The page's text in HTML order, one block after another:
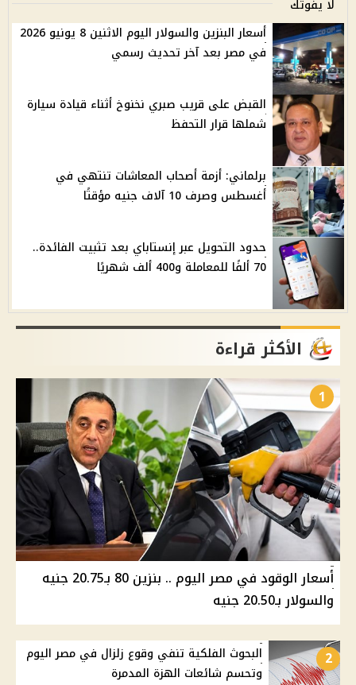
لا يفوتك
أسعار البنزين والسولار اليوم الاثنين 8 يونيو 2026
في مصر بعد آخر تحديث رسمي
القبض على قريب صبري نخنوخ أثناء قيادة سيارة
شملها قرار التحفظ
برلماني: أزمة أصحاب المعاشات تنتهي في
أغسطس وصرف 10 آلاف جنيه مؤقتًا
حدود التحويل عبر إنستاباي بعد تثبيت الفائدة..
70 ألفًا للمعاملة و400 ألف شهريًا
الأكثر قراءة
1
أسعار الوقود في مصر اليوم .. بنزين 80 بـ20.75 جنيه
والسولار بـ20.50 جنيه
2
البحوث الفلكية تنفي وقوع زلزال في مصر اليوم
وتحسم شائعات الهزة المدمرة